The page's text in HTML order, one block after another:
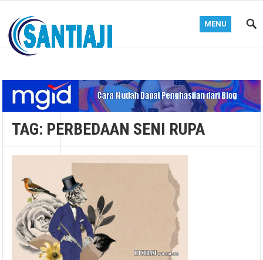
MENU
TAG: PERBEDAAN SENI RUPA